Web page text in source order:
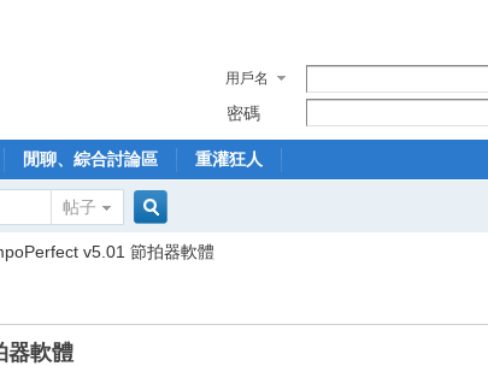
用戶名
密碼
閒聊、綜合討論區 重灌狂人
帖子
搜
v5.01 節拍器軟體
器軟體